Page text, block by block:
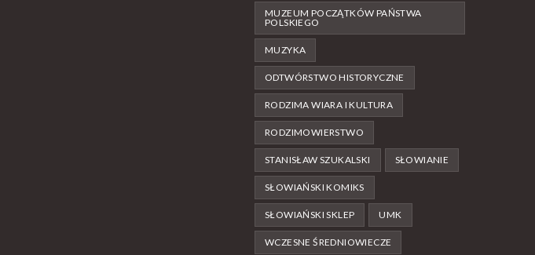
MUZEUM POCZĄTKÓW PAŃSTWA
POLSKIEGO
MUZYKA
ODTWÓRSTWO HISTORYCZNE
RODZIMA WIARA I KULTURA
RODZIMOWIERSTWO
STANISŁAW SZUKALSKI SŁOWIANIE
SŁOWIAŃSKI KOMIKS
SŁOWIAŃSKI SKLEP UMK
WCZESNE ŚREDNIOWIECZE